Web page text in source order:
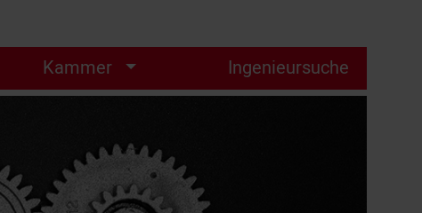
Kammer Ingenieursuche